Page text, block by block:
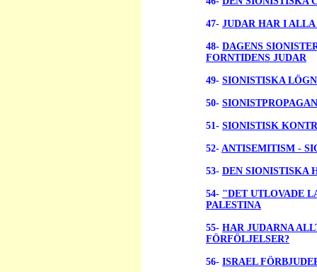
47- JUDAR HAR I
48- DAGENS
FORNTIDENS JUDAR
49- SIONISTISKA
50-
51- SIONISTISK
52- ANTISEMITISM -
53- DEN SIONISTISKA
54- "DET UTLOVADE
PALESTINA
55- HAR JUDARNA
FÖRFÖLJELSER?
56- ISRAEL